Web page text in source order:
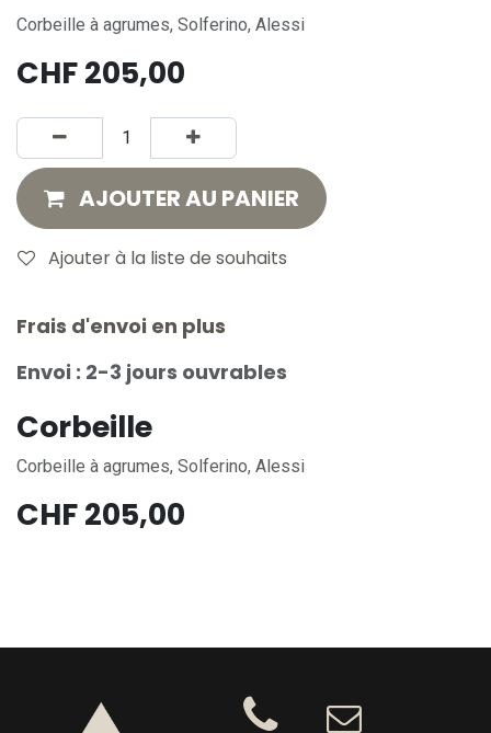
Corbeille à agrumes, Solferino, Alessi
CHF205,00
AJOUTER AU PANIER
Ajouter à la liste de souhaits
Frais d'envoi en plus
Envoi : 2-3 jours ouvrables
Corbeille
Corbeille à agrumes, Solferino, Alessi
CHF205,00